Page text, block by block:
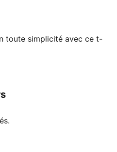
toute simplicité avec ce t-
pour les journées de
Montre ton
sorte que chaque
de 20 % de coton